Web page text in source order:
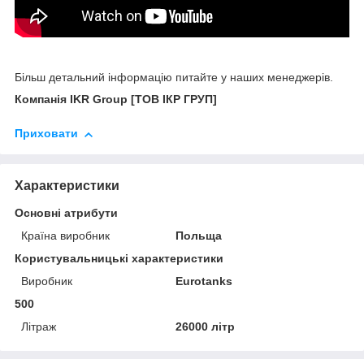
Більш детальний інформацію питайте у наших менеджерів.
Компанія IKR Group [ТОВ ІКР ГРУП]
Приховати
Характеристики
Основні атрибути
Країна виробник
Польща
Користувальницькі характеристики
Виробник
Eurotanks
500
Літраж
26000 літр